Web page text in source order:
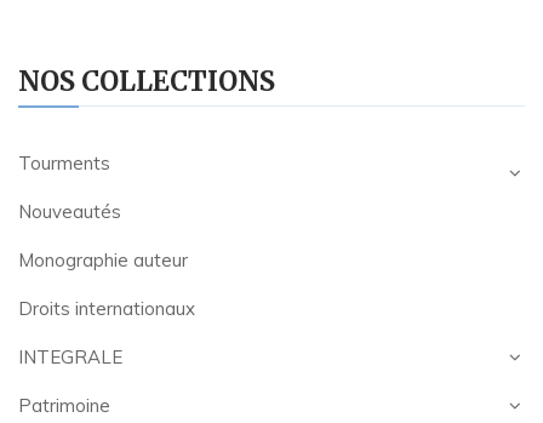
NOS COLLECTIONS
Tourments
Nouveautés
Monographie auteur
Droits internationaux
INTEGRALE
Patrimoine